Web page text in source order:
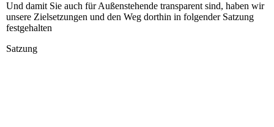
Und damit Sie auch für Außenstehende transparent sind, haben wir
unsere Zielsetzungen und den Weg dorthin in folgender Satzung
festgehalten
Satzung